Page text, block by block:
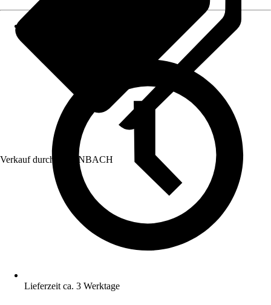
Verkauf durch: HORNBACH
Lieferzeit ca. 3 Werktage